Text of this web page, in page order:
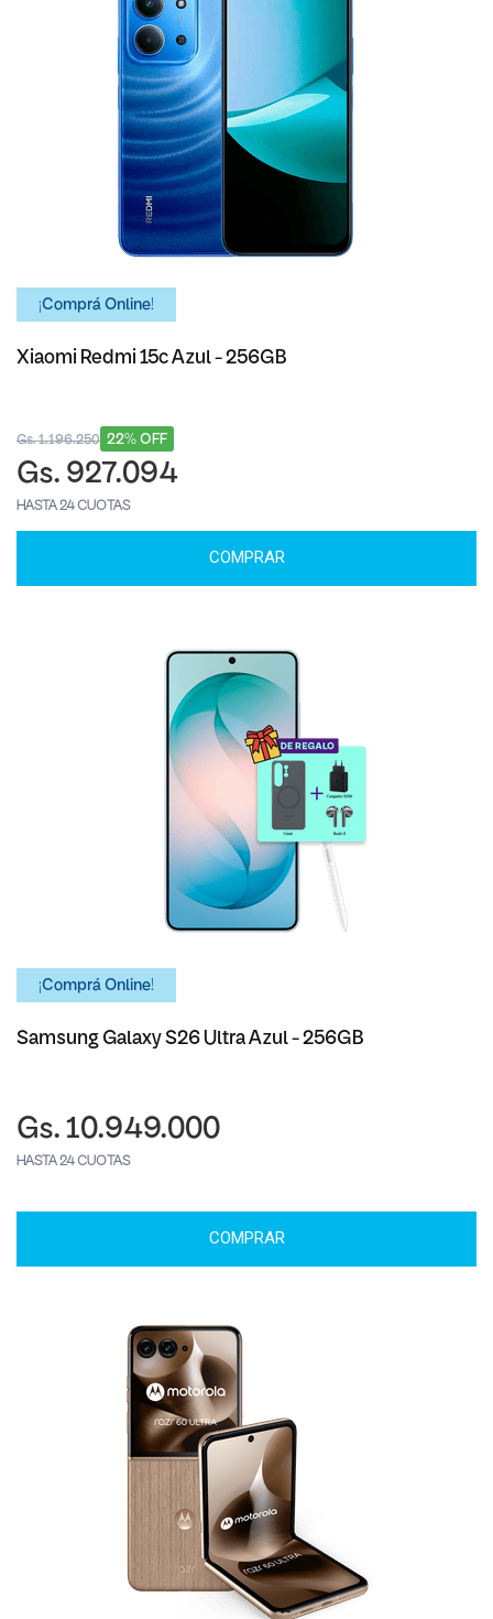
¡Comprá Online!
Xiaomi Redmi 15c Azul - 256GB
22% OFF
Gs. 1.196.250
Gs. 927.094
HASTA 24 CUOTAS
COMPRAR
¡Comprá Online!
Samsung Galaxy S26 Ultra Azul - 256GB
Gs. 10.949.000
HASTA 24 CUOTAS
COMPRAR